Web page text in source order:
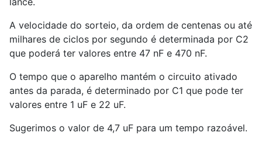
A velocidade do sorteio, da ordem de centenas ou até
milhares de ciclos por segundo é determinada por C2
que poderá ter valores entre 47 nF e 470 nF.
O tempo que o aparelho mantém o circuito ativado
antes da parada, é determinado por C1 que pode ter
valores entre 1 uF e 22 uF.
Sugerimos o valor de 4,7 uF para um tempo razoável.